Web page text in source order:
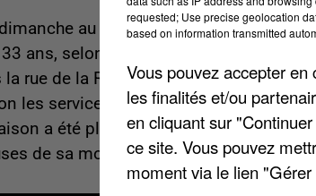
au sein du domicile qu'elle
ans, selon
la rue de la République. Le compagnon
les services de secours, il serait déjà
a été placée sous scellés. Une
de sa mort.
requested; Use precise geolocation
based on information transmitted
Vous pouvez accepter
les finalités et/ou
en cliquant sur
ce site. Vous pouvez
moment via le lien